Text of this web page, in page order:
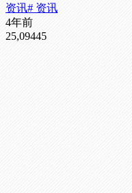
资讯# 资讯
4年前
25,09445